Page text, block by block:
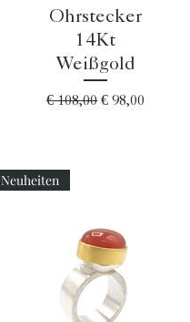
Schnellansicht
Ohrstecker
14Kt
Weißgold
Standardpreis
€ 108,00Sale-Preis
€ 98,00
Neuheiten